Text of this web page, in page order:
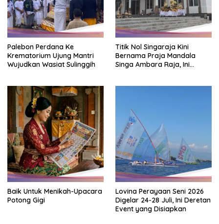
Palebon Perdana Ke
Krematorium Ujung Mantri
Wujudkan Wasiat Sulinggih
Titik Nol Singaraja Kini
Bernama Praja Mandala
Singa Ambara Raja, Ini
Baik Untuk Menikah-Upacara
Potong Gigi
Lovina Perayaan Seni 2026
Digelar 24-28 Juli, Ini Deretan
Event yang Disiapkan